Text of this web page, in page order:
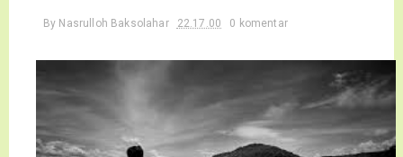
By Nasrulloh Baksolahar 22.17.00 0 komentar